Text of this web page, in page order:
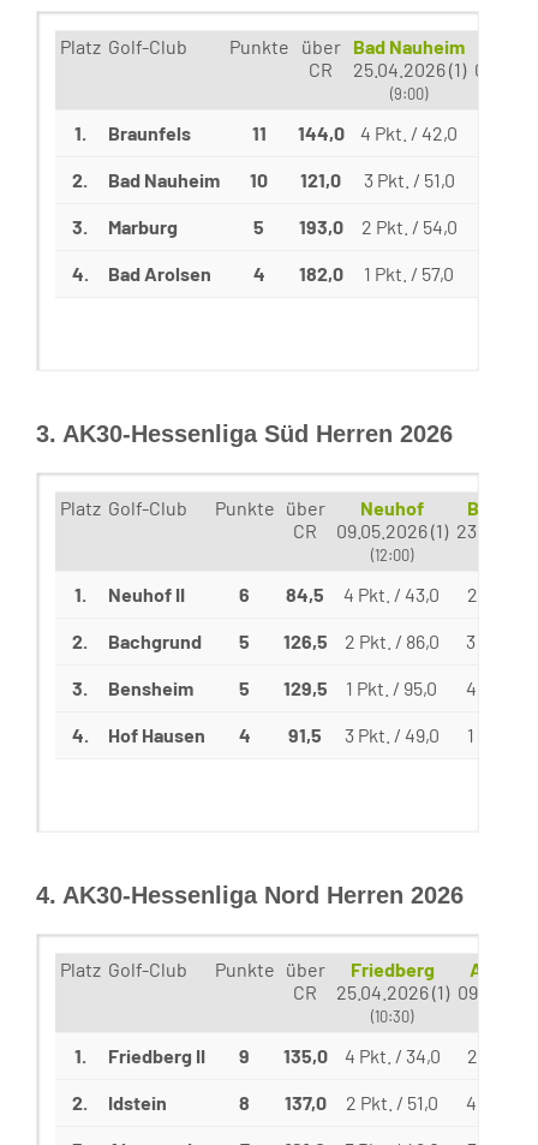
Platz Golf-Club Punkte
über
CR
Bad Nauheim
25.04.2026 (1)
(9:00)
1. Braunfels 11 144,0 4 Pkt. / 42,0
2. Bad Nauheim 10 121,0 3 Pkt. / 51,0
3. Marburg 5 193,0 2 Pkt. / 54,0
4. Bad Arolsen 4 182,0 1 Pkt. / 57,0
3. AK30-Hessenliga Süd Herren 2026
Platz Golf-Club Punkte über
CR
Neuhof
09.05.2026 (1)
(12:00)
1. Neuhof II 6 84,5 4 Pkt. / 43,0 2 Pkt. /
2. Bachgrund 5 126,5 2 Pkt. / 86,0 3 Pkt. /
3. Bensheim 5 129,5 1 Pkt. / 95,0 4 Pkt. /
4. Hof Hausen 4 91,5 3 Pkt. / 49,0 1 Pkt. /
4. AK30-Hessenliga Nord Herren 2026
Platz Golf-Club Punkte über
CR
Friedberg
25.04.2026 (1)
(10:30)
1. Friedberg II 9 135,0 4 Pkt. / 34,0 2 Pkt. /
2. Idstein 8 137,0 2 Pkt. / 51,0 4 Pkt. /